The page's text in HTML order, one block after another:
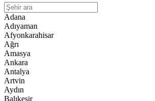
Adana
Adıyaman
Afyonkarahisar
Ağrı
Amasya
Ankara
Antalya
Artvin
Aydın
Balıkesir